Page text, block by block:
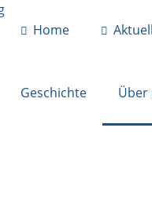
Home
Geschichte Über